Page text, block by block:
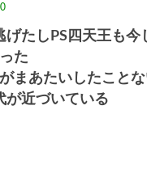
たしPS四天王も
た
まあたいしたこと
が近づいている